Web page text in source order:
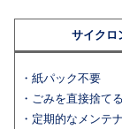
サイクロ
・紙パック不要
・ごみを直接捨てる
・定期的なメンテ